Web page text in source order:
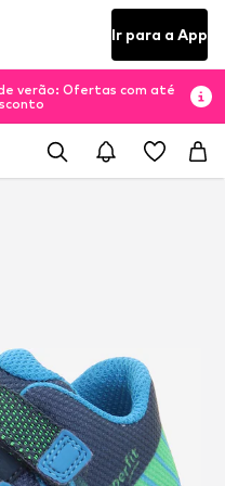
Ir para a App
verão: Ofertas com até